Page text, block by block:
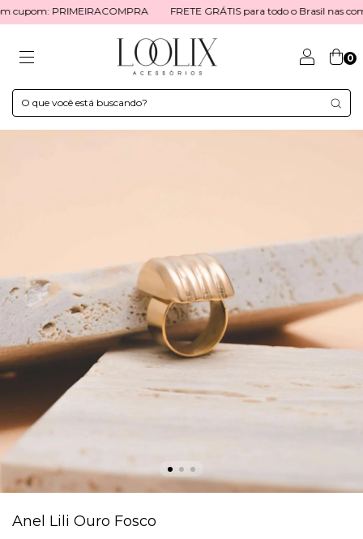
PRIMEIRACOMPRA FRETE GRÁTIS para todo o Brasil nas
0
Anel Lili Ouro Fosco